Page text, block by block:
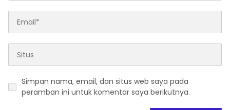
Simpan nama, email, dan situs web saya pada
peramban ini untuk komentar saya berikutnya.